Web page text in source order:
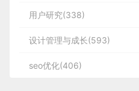
用户研究(338)
设计管理与成长(593)
seo优化(406)